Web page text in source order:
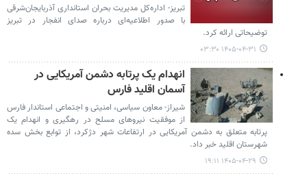
تبریز- اداره‌کل مدیریت بحران استانداری آذربایجان‌شرقی
با صدور اطلاعیه‌ای درباره صدای انفجار در تبریز
توضیحاتی ارائه کرد.
۱۴۰۵-۰۴-۳۱ ۰۳:۳۰
انهدام یک پرتابه دشمن آمریکایی در
آسمان اقلید فارس
شیراز- معاون سیاسی، امنیتی و اجتماعی استاندار فارس
از موفقیت نیروهای مسلح در رهگیری و انهدام یک
پرتابه متعلق به دشمن آمریکایی در ارتفاعات شهر دژکرد، از توابع بخش سده
شهرستان اقلید خبر داد.
۱۴۰۵-۰۴-۲۹ ۱۹:۱۱